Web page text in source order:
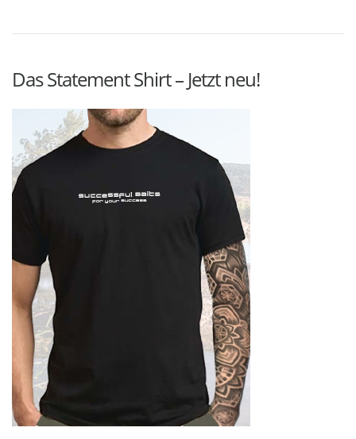
Das Statement Shirt – Jetzt neu!